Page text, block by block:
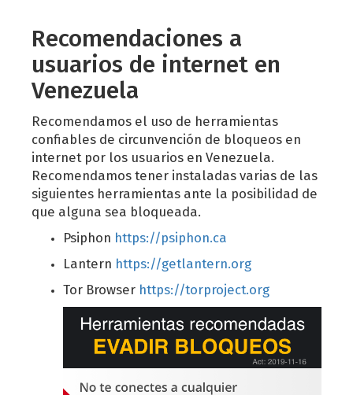
Recomendaciones a
usuarios de internet en
Venezuela
Recomendamos el uso de herramientas
confiables de circunvención de bloqueos en
internet por los usuarios en Venezuela.
Recomendamos tener instaladas varias de las
siguientes herramientas ante la posibilidad de
que alguna sea bloqueada.
Psiphon https://psiphon.ca
Lantern https://getlantern.org
Tor Browser https://torproject.org